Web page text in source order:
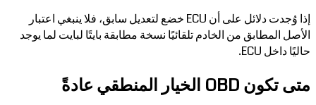
إذا وُجدت دلائل على أن ECU خضع لتعديل سابق، فلا ينبغي اعتبار
الأصل المطابق من الخادم تلقائيًا نسخة مطابقة بايتًا لبايت لما يوجد
حاليًا داخل ECU.
متى تكون OBD الخيار المنطقي عادةً